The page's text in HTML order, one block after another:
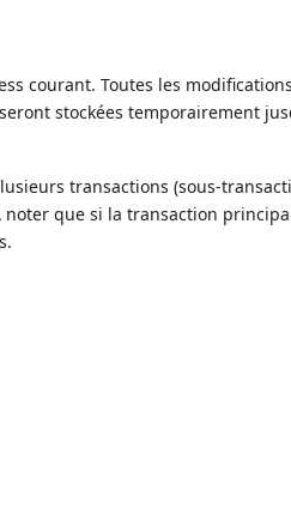
courant. Toutes les
stockées temporairement
transactions (sous-
que si la transaction